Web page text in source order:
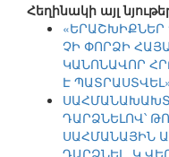
Հեղինակի այլ
«ԵՐԱՇԽԻՔՆԵՐ
ՉԻ ՓՈՐՁԻ
ԿԱՆՈՆԱՎՈՐ
Է
ԴԱՐՁՆԵԼՈՎ՝
ՍԱՀՄԱՆԱՅԻՆ